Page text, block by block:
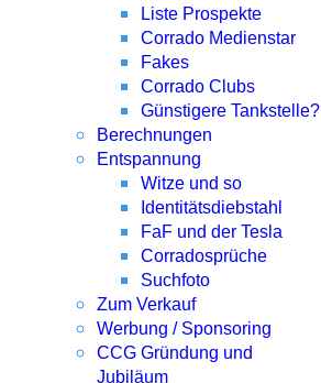
Liste Prospekte
Corrado Medienstar
Fakes
Corrado Clubs
Günstigere Tankstelle?
Berechnungen
Entspannung
Witze und so
Identitätsdiebstahl
FaF und der Tesla
Corradosprüche
Suchfoto
Zum Verkauf
Werbung / Sponsoring
CCG Gründung und
Jubiläum